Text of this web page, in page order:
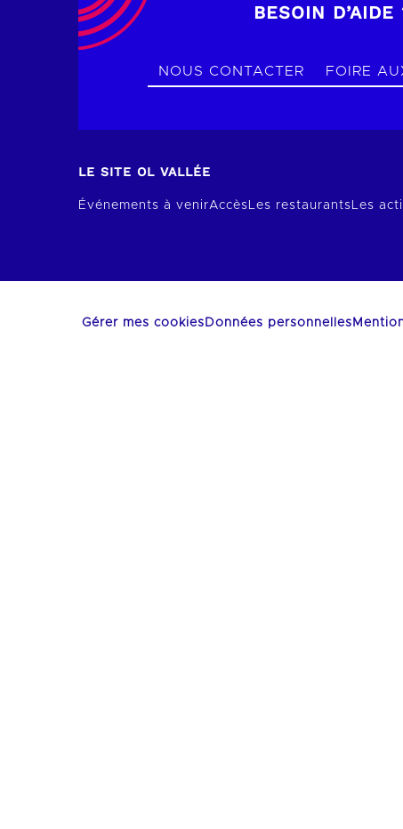
BESOIN D’AIDE
NOUS CONTACTER FOIRE
LE SITE OL VALLÉE
Événements à venirAccèsLes restaurantsLes
Gérer mes cookies Données personnelles